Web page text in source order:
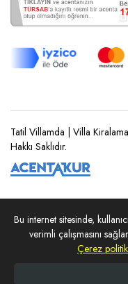
Tatil Villamda | Villa
Hakkı Saklıdır.
Bu internet sitesinde,
verimli çalışmasını
Çerez